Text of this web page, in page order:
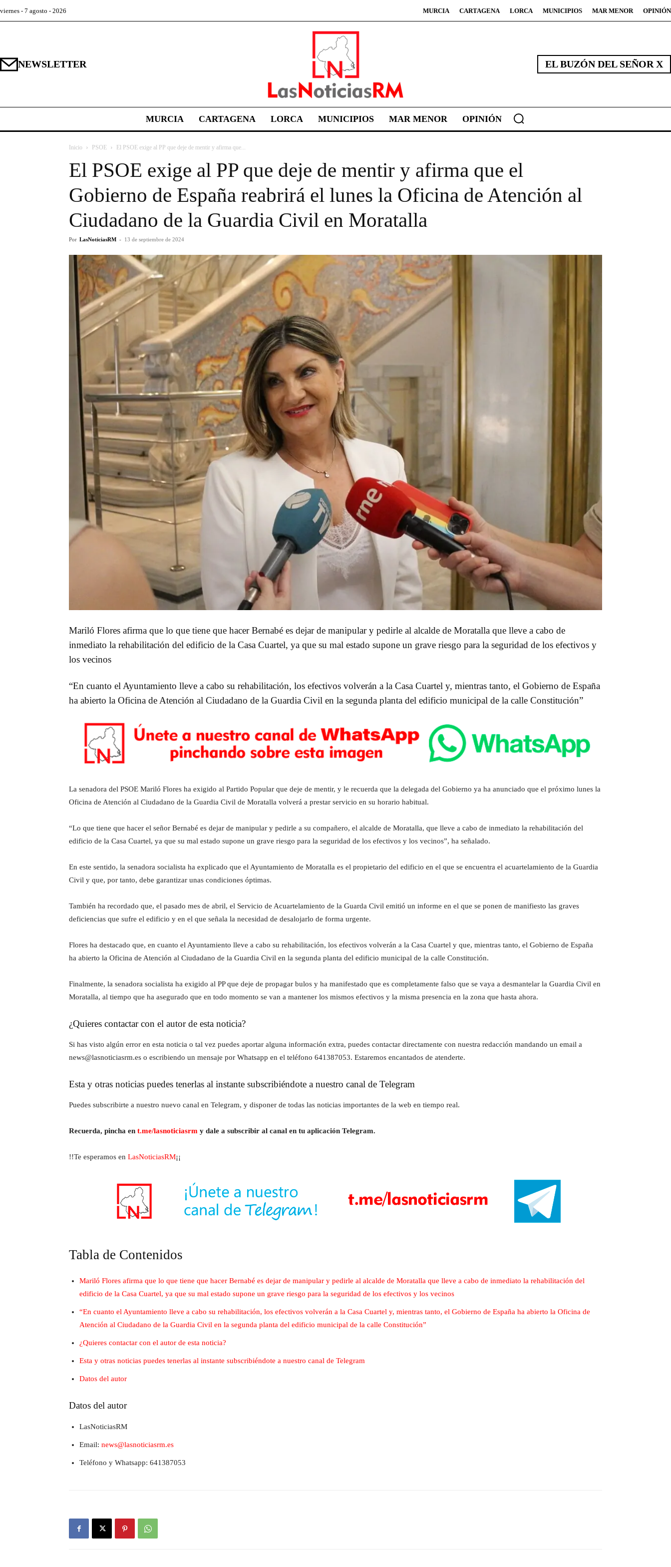
viernes - 7 agosto - 2026 MURCIA CARTAGENA LORCA MUNICIPIOS MAR MENOR OPINIÓN
NEWSLETTER EL BUZÓN DEL SEÑOR X
MURCIA CARTAGENA LORCA MUNICIPIOS MAR MENOR OPINIÓN
Inicio PSOE El PSOE exige al PP que deje de mentir y afirma que...
El PSOE exige al PP que deje de mentir y afirma que el
Gobierno de España reabrirá el lunes la Oficina de Atención al
Ciudadano de la Guardia Civil en Moratalla
Por LasNoticiasRM - 13 de septiembre de 2024
Mariló Flores afirma que lo que tiene que hacer Bernabé es dejar de manipular y pedirle al alcalde de Moratalla que lleve a cabo de
inmediato la rehabilitación del edificio de la Casa Cuartel, ya que su mal estado supone un grave riesgo para la seguridad de los efectivos y
los vecinos
“En cuanto el Ayuntamiento lleve a cabo su rehabilitación, los efectivos volverán a la Casa Cuartel y, mientras tanto, el Gobierno de España
ha abierto la Oficina de Atención al Ciudadano de la Guardia Civil en la segunda planta del edificio municipal de la calle Constitución”
La senadora del PSOE Mariló Flores ha exigido al Partido Popular que deje de mentir, y le recuerda que la delegada del Gobierno ya ha anunciado que el próximo lunes la
Oficina de Atención al Ciudadano de la Guardia Civil de Moratalla volverá a prestar servicio en su horario habitual.
“Lo que tiene que hacer el señor Bernabé es dejar de manipular y pedirle a su compañero, el alcalde de Moratalla, que lleve a cabo de inmediato la rehabilitación del
edificio de la Casa Cuartel, ya que su mal estado supone un grave riesgo para la seguridad de los efectivos y los vecinos”, ha señalado.
En este sentido, la senadora socialista ha explicado que el Ayuntamiento de Moratalla es el propietario del edificio en el que se encuentra el acuartelamiento de la Guardia
Civil y que, por tanto, debe garantizar unas condiciones óptimas.
También ha recordado que, el pasado mes de abril, el Servicio de Acuartelamiento de la Guarda Civil emitió un informe en el que se ponen de manifiesto las graves
deficiencias que sufre el edificio y en el que señala la necesidad de desalojarlo de forma urgente.
Flores ha destacado que, en cuanto el Ayuntamiento lleve a cabo su rehabilitación, los efectivos volverán a la Casa Cuartel y que, mientras tanto, el Gobierno de España
ha abierto la Oficina de Atención al Ciudadano de la Guardia Civil en la segunda planta del edificio municipal de la calle Constitución.
Finalmente, la senadora socialista ha exigido al PP que deje de propagar bulos y ha manifestado que es completamente falso que se vaya a desmantelar la Guardia Civil en
Moratalla, al tiempo que ha asegurado que en todo momento se van a mantener los mismos efectivos y la misma presencia en la zona que hasta ahora.
¿Quieres contactar con el autor de esta noticia?
Si has visto algún error en esta noticia o tal vez puedes aportar alguna información extra, puedes contactar directamente con nuestra redacción mandando un email a
news@lasnoticiasrm.es o escribiendo un mensaje por Whatsapp en el teléfono 641387053. Estaremos encantados de atenderte.
Esta y otras noticias puedes tenerlas al instante subscribiéndote a nuestro canal de Telegram
Puedes subscribirte a nuestro nuevo canal en Telegram, y disponer de todas las noticias importantes de la web en tiempo real.
Recuerda, pincha en t.me/lasnoticiasrm y dale a subscribir al canal en tu aplicación Telegram.
!!Te esperamos en LasNoticiasRM¡¡
Tabla de Contenidos
Mariló Flores afirma que lo que tiene que hacer Bernabé es dejar de manipular y pedirle al alcalde de Moratalla que lleve a cabo de inmediato la rehabilitación del
edificio de la Casa Cuartel, ya que su mal estado supone un grave riesgo para la seguridad de los efectivos y los vecinos
“En cuanto el Ayuntamiento lleve a cabo su rehabilitación, los efectivos volverán a la Casa Cuartel y, mientras tanto, el Gobierno de España ha abierto la Oficina de
Atención al Ciudadano de la Guardia Civil en la segunda planta del edificio municipal de la calle Constitución”
¿Quieres contactar con el autor de esta noticia?
Esta y otras noticias puedes tenerlas al instante subscribiéndote a nuestro canal de Telegram
Datos del autor
Datos del autor
LasNoticiasRM
Email: news@lasnoticiasrm.es
Teléfono y Whatsapp: 641387053